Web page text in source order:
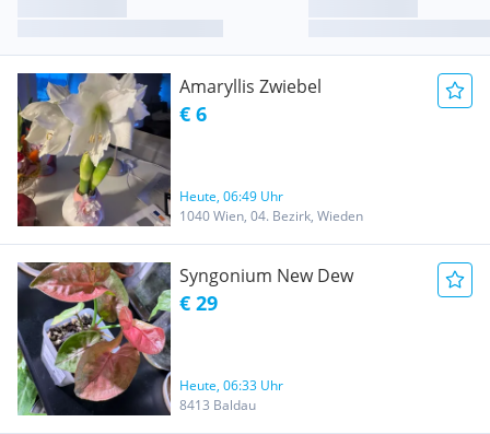
Amaryllis Zwiebel
€ 6
Heute, 06:49 Uhr
1040 Wien, 04. Bezirk, Wieden
Syngonium New Dew
€ 29
Heute, 06:33 Uhr
8413 Baldau